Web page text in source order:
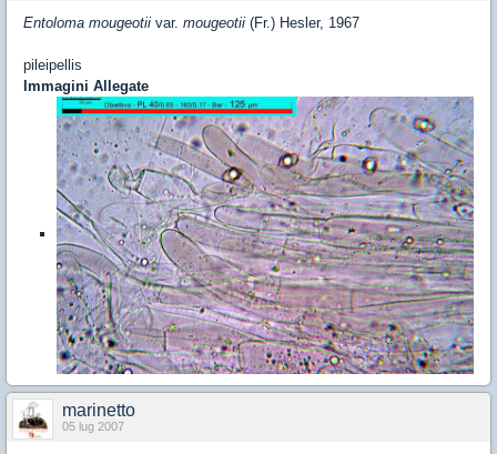
Entoloma mougeotii var. mougeotii (Fr.) Hesler, 1967
pileipellis
Immagini Allegate
marinetto
05 lug 2007